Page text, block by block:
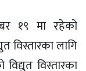
१९ मा रहेको
विस्तारका लागि
विस्तारका